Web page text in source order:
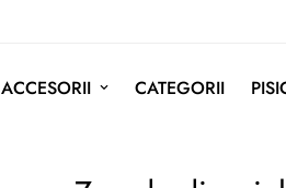
ACCESORII CATEGORII